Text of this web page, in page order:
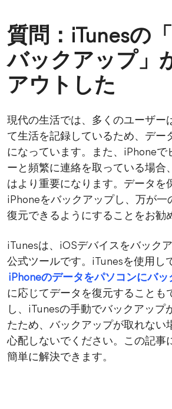
質問：iTunesの
バックアップ」
アウトした
現代の生活では、多くのユーザー
て生活を記録しているため、デー
になっています。また、iPhoneで
ーと頻繁に連絡を取っている場合
はより重要になります。データを
iPhoneをバックアップし、万が一
復元できるようにすることをお勧
iTunesは、iOSデバイスをバック
公式ツールです。iTunesを使用し
iPhoneのデータをパソコンにバッ
に応じてデータを復元することも
し、iTunesの手動でバックアップ
たため、バックアップが取れない
心配しないでください。この記事
簡単に解決できます。